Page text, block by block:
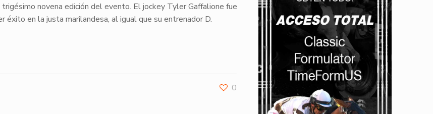
novena edición del evento. El jockey Tyler Gaffalione fue
en la justa marilandesa, al igual que su entrenador D.
0